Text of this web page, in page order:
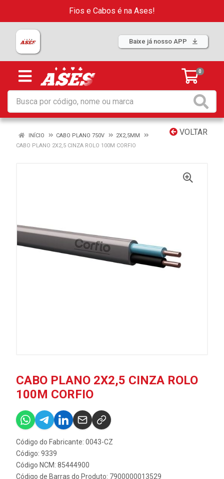
Fios e Cabos é na Ases!
Baixe já nosso APP
0
VOLTAR
INÍCIO CABO PLANO 750V
2X2,5MM
CABO PLANO 2X2,5 CINZA ROLO 100M CORFIO
CABO PLANO 2X2,5 CINZA ROLO
100M CORFIO
Código do Fabricante: 0043-CZ
Código: 9339
Código NCM: 85444900
Código de Barras do Produto: 7900000013529